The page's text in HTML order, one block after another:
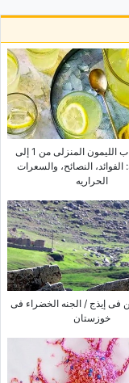
وصفه شراب اللیمون المنزلی من 1 إلى
الفوائد، النصائح، والسعرات
الحراریه
إیذج / الجنه الخضراء فی
خوزستان